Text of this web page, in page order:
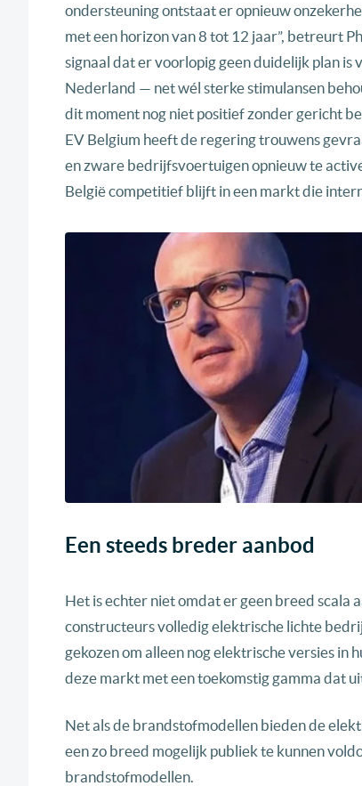
ondersteuning ontstaat er opnieuw
met een horizon van 8 tot 12 jaar”, betreurt
signaal dat er voorlopig geen duidelijk plan
Nederland — net wél sterke stimulansen
dit moment nog niet positief zonder gericht
EV Belgium heeft de regering trouwens
en zware bedrijfsvoertuigen opnieuw te
België competitief blijft in een markt die
Een steeds breder aanbod
Het is echter niet omdat er geen breed scala
constructeurs volledig elektrische lichte
gekozen om alleen nog elektrische versies in
deze markt met een toekomstig gamma dat
Net als de brandstofmodellen bieden de
een zo breed mogelijk publiek te kunnen
brandstofmodellen.